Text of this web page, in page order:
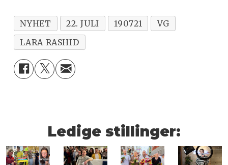
NYHET 22. JULI 190721
VG
LARA RASHID
Ledige stillinger: